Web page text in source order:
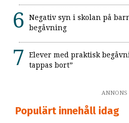
Negativ syn i skolan på
begåvning
Elever med praktisk
tappas bort”
ANNONS
Populärt innehåll idag